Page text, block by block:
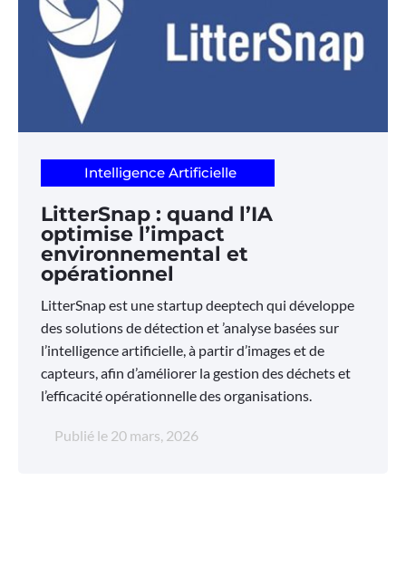
Intelligence Artificielle
LitterSnap : quand l’IA
optimise l’impact
environnemental et
opérationnel
LitterSnap est une startup deeptech qui développe
des solutions de détection et ’analyse basées sur
l’intelligence artificielle, à partir d’images et de
capteurs, afin d’améliorer la gestion des déchets et
l’efficacité opérationnelle des organisations.
Publié le 20 mars, 2026